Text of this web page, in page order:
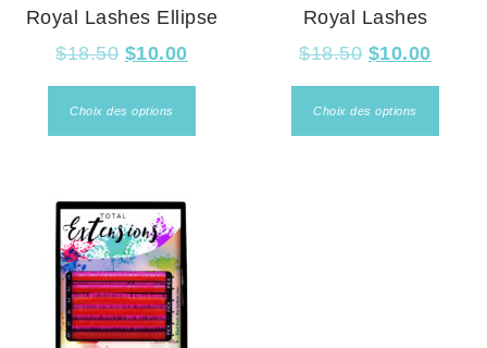
Royal Lashes Ellipse
$18.50 $10.00
Choix des options
Royal Lashes
$18.50 $10.00
Choix des options